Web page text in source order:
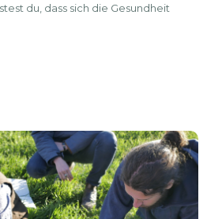
du, dass sich die Gesundheit